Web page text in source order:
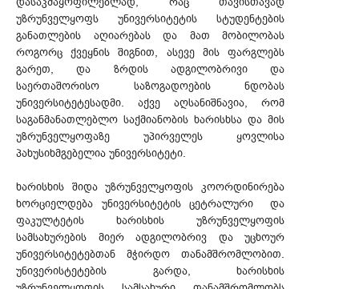
უზრუნველყოფს უნივერსიტეტის სტუდენტების
განათლების აღიარებას და მათ მობილობას
როგორც ქვეყნის შიგნით, ასევე მის ფარგლებს
გარეთ, და ზრდის ადგილობრივი და
საერთაშორისო საზოგადოების ნდობას
უნივერსიტეტესადმი. აქვე აღსანიშნავია, რომ
საგანმანათლებლო საქმიანობის ხარისხსა და მის
უზრუნველყოფაზე უპირველეს ყოვლისა
პახუსიხმგებელია უნივერსიტეტი.
ხარისხის შიდა უზრუნველყოფის კოორდინირება
ხორციელდება უნივერსიტეტის ცეტრალური და
ფაკულტეტის ხარისხის უზრუნველყოფის
სამსახურების მიერ ადგილობრივ და უცხოურ
უნივერსიტეტებთან მჭირდო თანამშრომლობით.
უნივერისტეტების გარდა, ხარისხის